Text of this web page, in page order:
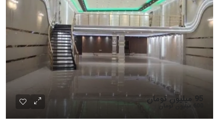
95 میلیون تومان